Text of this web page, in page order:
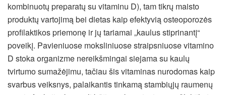
kombinuotų preparatų su vitaminu D), tam tikrų maisto
produktų vartojimą bei dietas kaip efektyvią osteoporozės
profilaktikos priemonę ir jų tariamai „kaulus stiprinantį“
poveikį. Pavieniuose moksliniuose straipsniuose vitamino
D stoka organizme nereikšmingai siejama su kaulų
tvirtumo sumažėjimu, tačiau šis vitaminas nurodomas kaip
svarbus veiksnys, palaikantis tinkamą stambiųjų raumenų